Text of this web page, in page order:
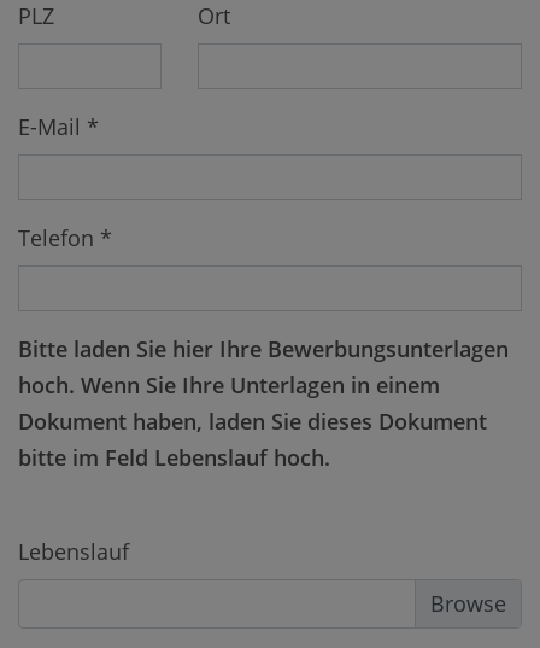
PLZ Ort
E-Mail *
Telefon *
Bitte laden Sie hier Ihre Bewerbungsunterlagen
hoch. Wenn Sie Ihre Unterlagen in einem
Dokument haben, laden Sie dieses Dokument
bitte im Feld Lebenslauf hoch.
Lebenslauf